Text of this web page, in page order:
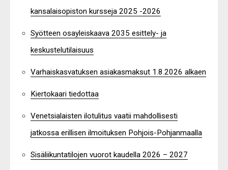
kansalaisopiston kursseja 2025 -2026
Syötteen osayleiskaava 2035 esittely- ja
keskustelutilaisuus
Varhaiskasvatuksen asiakasmaksut 1.8.2026 alkaen
Kiertokaari tiedottaa
Venetsialaisten ilotulitus vaatii mahdollisesti
jatkossa erillisen ilmoituksen Pohjois-Pohjanmaalla
Sisäliikuntatilojen vuorot kaudella 2026 – 2027